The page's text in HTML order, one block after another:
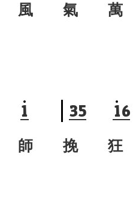
氣 萬
1 35 16
挽 狂